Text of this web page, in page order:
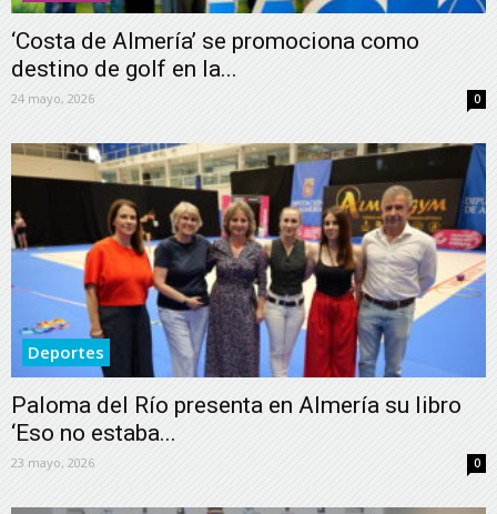
‘Costa de Almería’ se promociona como
destino de golf en la...
24 mayo, 2026 0
Deportes
Paloma del Río presenta en Almería su libro
‘Eso no estaba...
23 mayo, 2026 0